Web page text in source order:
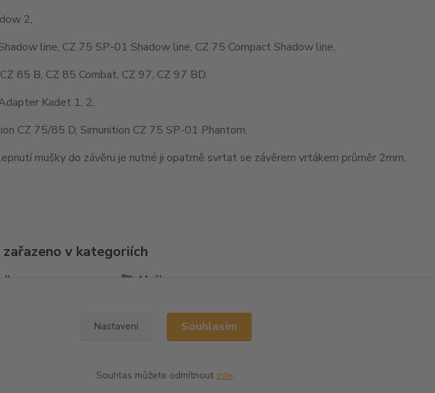
2,
line, CZ 75 SP-01 Shadow line, CZ 75 Compact Shadow line,
85 B, CZ 85 Combat, CZ 97, CZ 97 BD.
Kadet 1, 2,
CZ 75/85 D, Simunition CZ 75 SP-01 Phantom.
mušky do závěru je nutné ji opatrně svrtat se závěrem vrtákem průměr 2mm.
zařazeno v kategoriích
Mušky
Nastavení Souhlasím
Souhlas můžete odmítnout zde.